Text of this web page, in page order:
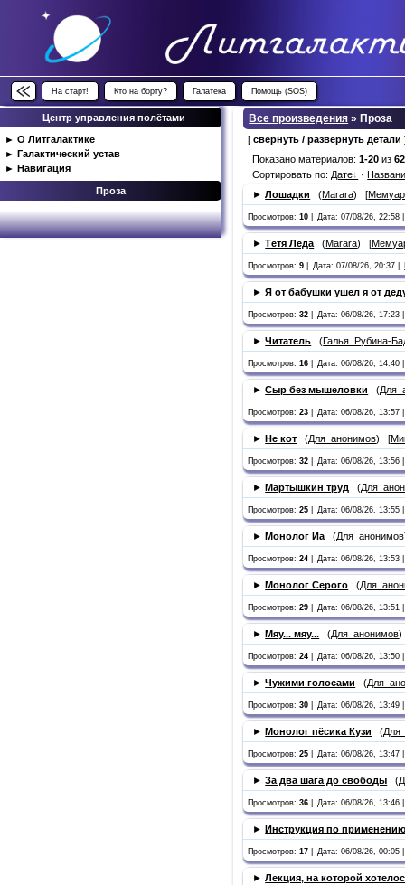
На старт! Кто на борту? Галатека Помощь (SOS)
Центр управления полётами
► О Литгалактике
► Галактический устав
► Навигация
Проза
Все произведения » Проза
[свернуть / развернуть детали
Показано материалов:1-20 из
Сортировать по: Дате ·
►Лошадки (Marara) [
Просмотров:10 Дата: 07/08/26, 22:58 |
►Тётя Леда (Marara) [
Просмотров:9 Дата: 07/08/26, 20:37 |
►Я от бабушки ушел я от
Просмотров:32 Дата: 06/08/26, 17:23 |
►Читатель (Галья_Рубина-
Просмотров:16 Дата: 06/08/26, 14:40 |
►Сыр без мышеловки (
Просмотров:23 Дата: 06/08/26, 13:57 |
► Не кот (Для_анонимов) [
Просмотров:32 Дата: 06/08/26, 13:56 |
► Мартышкин труд (
Просмотров:25 Дата: 06/08/26, 13:55 |
► Монолог Иа (Для_анонимов
Просмотров:24 Дата: 06/08/26, 13:53 |
► Монолог Серого (
Просмотров:29 Дата: 06/08/26, 13:51 |
► Мяу... мяу... (Для_анонимов
Просмотров:24 Дата: 06/08/26, 13:50 |
►Чужими голосами (
Просмотров:30 Дата: 06/08/26, 13:49 |
► Монолог пёсика Кузи (
Просмотров:25 Дата: 06/08/26, 13:47 |
►За два шага до свободы (
Просмотров:36 Дата: 06/08/26, 13:46 |
► Инструкция по
Просмотров:17 Дата: 06/08/26, 00:05 |
►Лекция, на которой